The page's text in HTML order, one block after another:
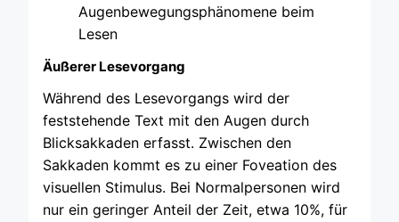
Augenbewegungsphänomene beim
Lesen
Äußerer Lesevorgang
Während des Lesevorgangs wird der
feststehende Text mit den Augen durch
Blicksakkaden erfasst. Zwischen den
Sakkaden kommt es zu einer Foveation des
visuellen Stimulus. Bei Normalpersonen wird
nur ein geringer Anteil der Zeit, etwa 10%, für